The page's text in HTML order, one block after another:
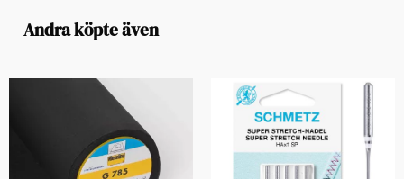
Andra köpte även